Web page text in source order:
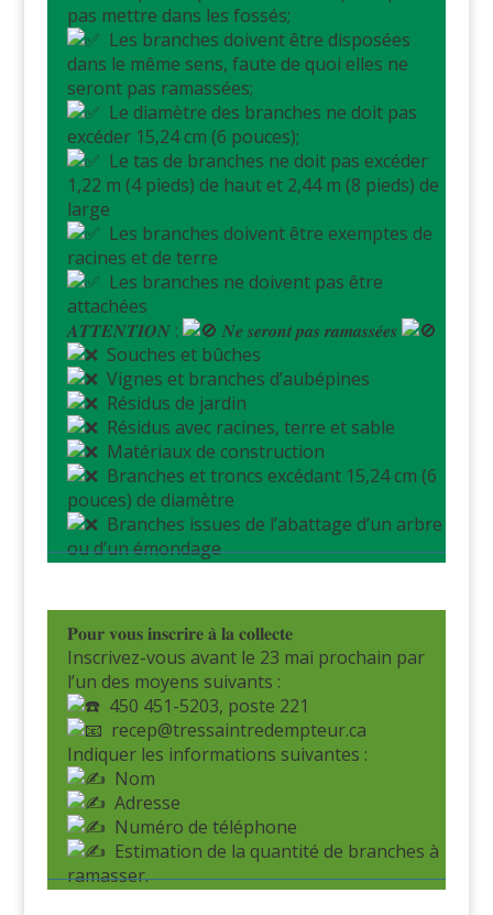
pas mettre dans les fossés;
Les branches doivent être disposées
dans le même sens, faute de quoi elles ne
seront pas ramassées;
Le diamètre des branches ne doit pas
excéder 15,24 cm (6 pouces);
Le tas de branches ne doit pas excéder
1,22 m (4 pieds) de haut et 2,44 m (8 pieds) de
large
Les branches doivent être exemptes de
racines et de terre
Les branches ne doivent pas être
attachées
𝑨𝑻𝑻𝑬𝑵𝑻𝑰𝑶𝑵 :
𝑵𝒆 𝒔𝒆𝒓𝒐𝒏𝒕 𝒑𝒂𝒔 𝒓𝒂𝒎𝒂𝒔𝒔𝒆́𝒆𝒔
Souches et bûches
Vignes et branches d’aubépines
Résidus de jardin
Résidus avec racines, terre et sable
Matériaux de construction
Branches et troncs excédant 15,24 cm (6
pouces) de diamètre
Branches issues de l’abattage d’un arbre
ou d’un émondage
𝐏𝐨𝐮𝐫 𝐯𝐨𝐮𝐬 𝐢𝐧𝐬𝐜𝐫𝐢𝐫𝐞 𝐚̀ 𝐥𝐚 𝐜𝐨𝐥𝐥𝐞𝐜𝐭𝐞
Inscrivez-vous avant le 23 mai prochain par
l’un des moyens suivants :
450 451-5203, poste 221
recep@tressaintredempteur.ca
Indiquer les informations suivantes :
Nom
Adresse
Numéro de téléphone
Estimation de la quantité de branches à
ramasser.